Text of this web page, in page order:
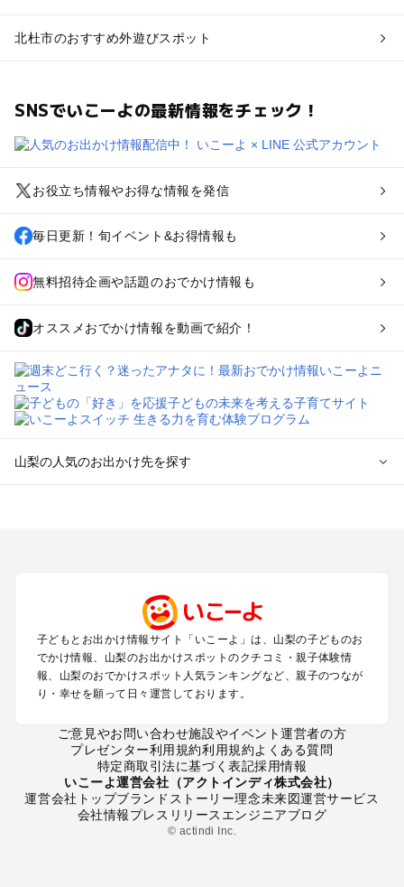
北杜市のおすすめ外遊びスポット
SNSでいこーよの最新情報をチェック！
お役立ち情報やお得な情報を発信
毎日更新！旬イベント&お得情報も
無料招待企画や話題のおでかけ情報も
オススメおでかけ情報を動画で紹介！
山梨の人気のお出かけ先を探す
甲府・昇仙峡・湯村のプールお出かけ
石和・勝沼・塩山のプールお出かけ
大月・都留・道志渓谷のプールお出かけ
山中湖・忍野のプールお出かけ
南アルプスのプールお出かけ
山梨の定番お出かけスポット
山梨の遊園地
山梨の動物園
山梨のバーベキュー
子どもとお出かけ情報サイト「いこーよ」は、山梨の子どものお
でかけ情報、山梨のお出かけスポットのクチコミ・親子体験情
報、山梨のおでかけスポット人気ランキングなど、親子のつなが
り・幸せを願って日々運営しております。
ご意見やお問い合わせ施設やイベント運営者の方
プレゼンター利用規約利用規約よくある質問
特定商取引法に基づく表記採用情報
いこーよ運営会社（アクトインディ株式会社）
運営会社トップブランドストーリー理念未来図運営サービス
会社情報プレスリリース エンジニアブログ
© actindi Inc.